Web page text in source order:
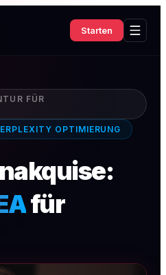
Starten
FÜR
OPTIMIERUNG
für